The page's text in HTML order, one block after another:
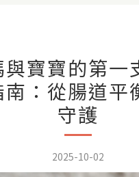
９９９贈▸彈力保濕面膜/盒 ➋
❸滿３３８８贈▸積雪草柔敏
寶寶的第一
：從腸道平
守護
2025-10-02